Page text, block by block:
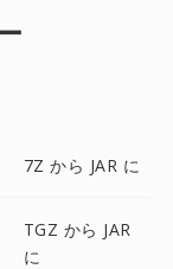
7Z から JAR に
TGZ から JAR
に